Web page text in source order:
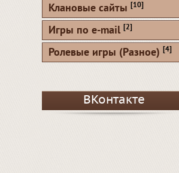
Клановые сайты [10]
Игры по e-mail [2]
Ролевые игры (Разное) [4]
ВКонтакте